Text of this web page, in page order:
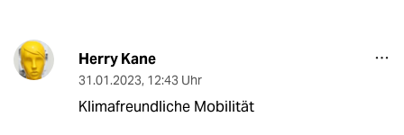
Herry Kane
31.01.2023, 12:43 Uhr
Klimafreundliche Mobilität